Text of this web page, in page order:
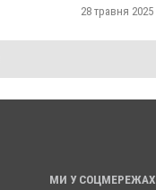
28 травня 2025
МИ У СОЦМЕРЕЖАХ